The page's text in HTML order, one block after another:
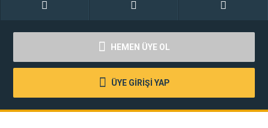
HEMEN ÜYE OL
ÜYE GİRİŞİ YAP